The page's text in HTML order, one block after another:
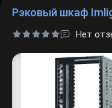
Рэковый шкаф
Нет